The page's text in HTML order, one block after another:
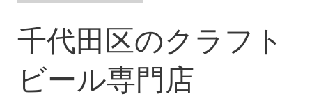
千代田区のクラフト
ビール専門店